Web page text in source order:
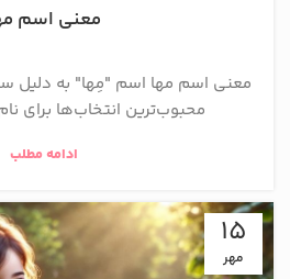
معنی اسم
معنی اسم مها اسم "مِها" به دلیل
محبوب‌ترین انتخاب‌ها برای
ادامه مطلب
15
مهر